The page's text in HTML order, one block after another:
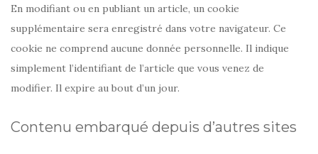
En modifiant ou en publiant un article, un cookie
supplémentaire sera enregistré dans votre navigateur. Ce
cookie ne comprend aucune donnée personnelle. Il indique
simplement l’identifiant de l’article que vous venez de
modifier. Il expire au bout d’un jour.
Contenu embarqué depuis d’autres sites